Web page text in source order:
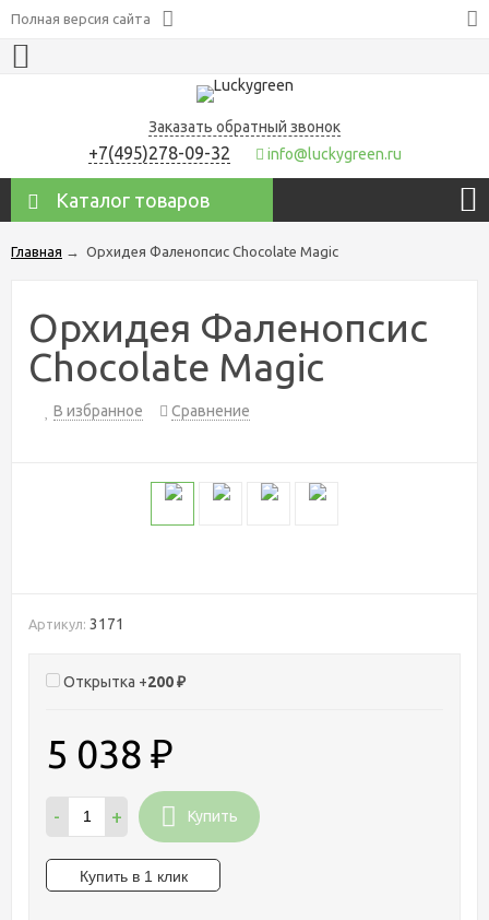
Полная версия сайта
Заказать обратный звонок
+7(495)278-09-32 info@luckygreen.ru
Каталог товаров
Главная → Орхидея Фаленопсис Chocolate Magic
Орхидея Фаленопсис
Chocolate Magic
В избранное Сравнение
Артикул: 3171
Открытка +200₽
5 038 ₽
- + Купить